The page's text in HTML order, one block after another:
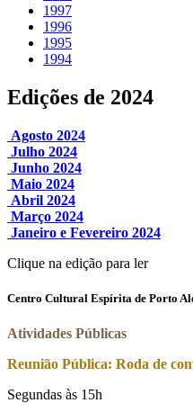
1997
1996
1995
1994
Edições de 2024
Agosto 2024
Julho 2024
Junho 2024
Maio 2024
Abril 2024
Março 2024
Janeiro e Fevereiro 2024
Clique na edição para ler
Centro Cultural Espírita de Porto
Atividades Públicas
Reunião Pública: Roda de
Segundas às 15h